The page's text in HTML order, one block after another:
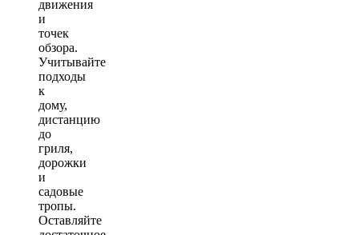
движения
и
точек
обзора.
Учитывайте
подходы
к
дому,
дистанцию
до
гриля,
дорожки
и
садовые
тропы.
Оставляйте